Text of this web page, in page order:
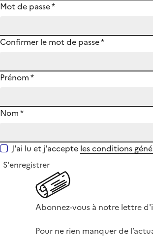
Mot de passe*
Confirmer le mot de passe*
Prénom*
Nom*
J'ai lu et j'accepte les conditions
S'enregistrer
Abonnez-vous à notre lettre
Pour ne rien manquer de